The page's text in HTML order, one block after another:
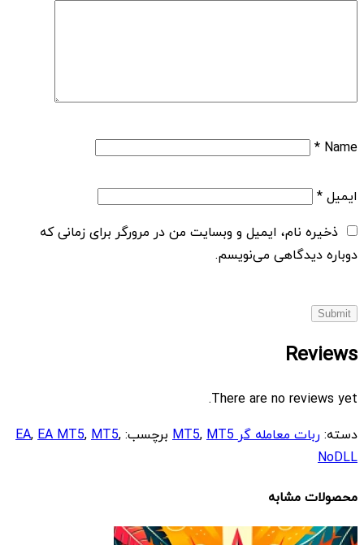
Name
*
ایمیل*
ذخیره نام، ایمیل و وبسایت من در مرورگر برای زمانی که
دوباره دیدگاهی می‌نویسم.
Reviews
There are no reviews yet.
دسته:ربات معامله گر MT5 ,MT5 برچسب: EA,EA MT5,MT5,
NoDLL
محصولات مشابه